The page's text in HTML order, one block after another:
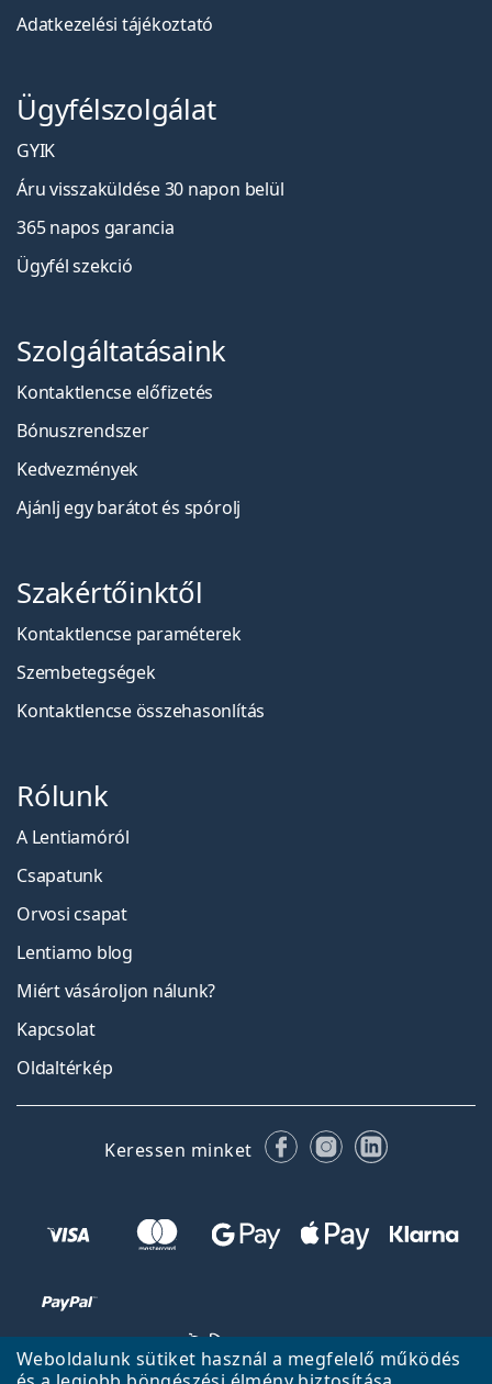
Weboldalunk sütiket használ a megfelelő működés
Adatkezelési tájékoztató
Ügyfélszolgálat
GYIK
Áru visszaküldése 30 napon belül
365 napos garancia
Ügyfél szekció
Szolgáltatásaink
Kontaktlencse előfizetés
Bónuszrendszer
Kedvezmények
Ajánlj egy barátot és spórolj
Szakértőinktől
Kontaktlencse paraméterek
Szembetegségek
Kontaktlencse összehasonlítás
Rólunk
A Lentiamóról
Csapatunk
Orvosi csapat
Lentiamo blog
Miért vásároljon nálunk?
Kapcsolat
Oldaltérkép
Keressen minket FacebookInstagram
LinkedIn